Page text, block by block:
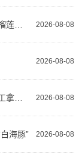
2026-08-08
2026-08-08
2026-08-08
2026-08-08
海豚”